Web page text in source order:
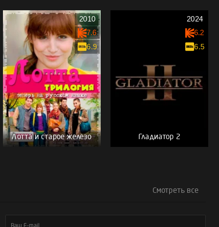
Лотта и старое железо
2010
7.6
6.9
Гладиатор 2
2024
6.2
6.5
Смотреть все